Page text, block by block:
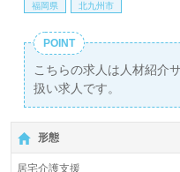
福岡県 北九州市
POINT
こちらの求人は人材紹介
扱い求人です。
詳細に関してお気軽にご
【無料】で皆さんの転職
形態
居宅介護支援